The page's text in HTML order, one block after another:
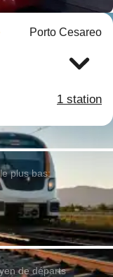
Porto Cesareo
1 station
plus bas:
de départs